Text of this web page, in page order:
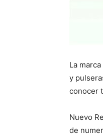
La
y
conocer
Nuevo
de